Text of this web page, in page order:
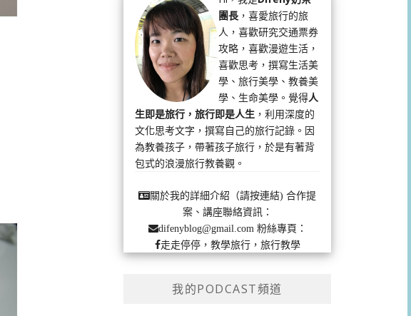
團長 ，喜愛旅行的旅
人，喜歡研究交通票券
攻略，喜歡漫遊生活，
喜歡思考，撰寫生活美
學、旅行美學、教養美
學、生命美學。覺得人
生即是旅行，旅行即是人生 ，利用深度的
文化思考文字，撰寫自己的旅行記錄。因
為教養孩子，帶著孩子旅行，於是有著背
包式的浪漫旅行教養觀。
關於我的詳細介紹（請按連結) 合作提
案、講座聯絡資訊：
difenyblog@gmail.com粉絲專頁：
走走停停，教學旅行，旅行教學
我的PODCAST頻道